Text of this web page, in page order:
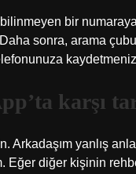
bir
sonra, arama
karşı
Arkadaşım yanlış
Eğer diğer kişinin